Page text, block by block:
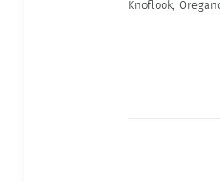
Knoflook,